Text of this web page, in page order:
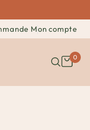
Mon compte
0